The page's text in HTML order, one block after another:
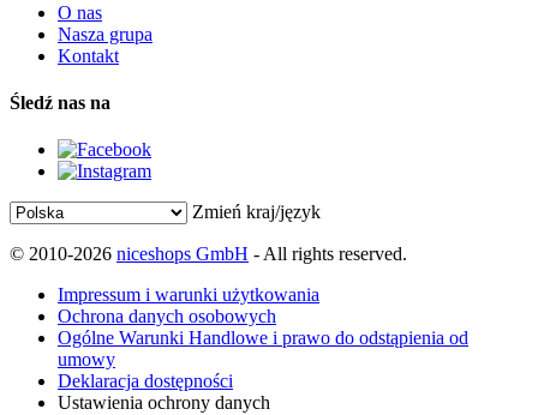
O nas
Nasza grupa
Kontakt
Śledź nas na
Zmień kraj/język
© 2010-2026 niceshops GmbH - All rights reserved.
Impressum i warunki użytkowania
Ochrona danych osobowych
Ogólne Warunki Handlowe i prawo do odstąpienia od
umowy
Deklaracja dostępności
Ustawienia ochrony danych